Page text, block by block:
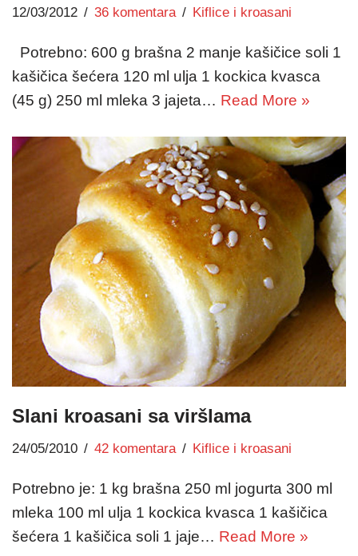
12/03/2012 36 komentara Kiflice i kroasani
Potrebno: 600 g brašna 2 manje kašičice soli 1
kašičica šećera 120 ml ulja 1 kockica kvasca
(45 g) 250 ml mleka 3 jajeta… Read More »
Slani kroasani sa viršlama
24/05/2010 42 komentara Kiflice i kroasani
Potrebno je: 1 kg brašna 250 ml jogurta 300 ml
mleka 100 ml ulja 1 kockica kvasca 1 kašičica
šećera 1 kašičica soli 1 jaje… Read More »